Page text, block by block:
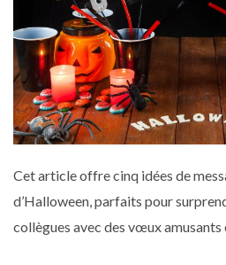
Cet article offre cinq idées de
d’Halloween, parfaits pour
collègues avec des vœux